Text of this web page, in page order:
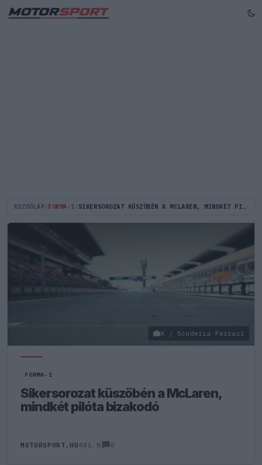
KEZDŐLAP FORMA-1 SIKERSOROZAT KÜSZÖBÉN A MCLAREN, MINDKÉT PILÓTA BIZAKODÓ
X / Scuderia Ferrari
FORMA-1
Sikersorozat küszöbén a McLaren,
mindkét pilóta bizakodó
MOTORSPORT.HU481 N 0